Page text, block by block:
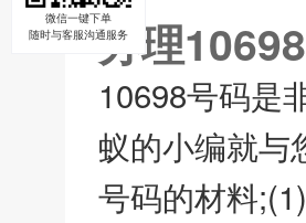
办理
10698号码是
蚁的小编就与
号码的材料
微信一键下单
随时与客服沟通服务